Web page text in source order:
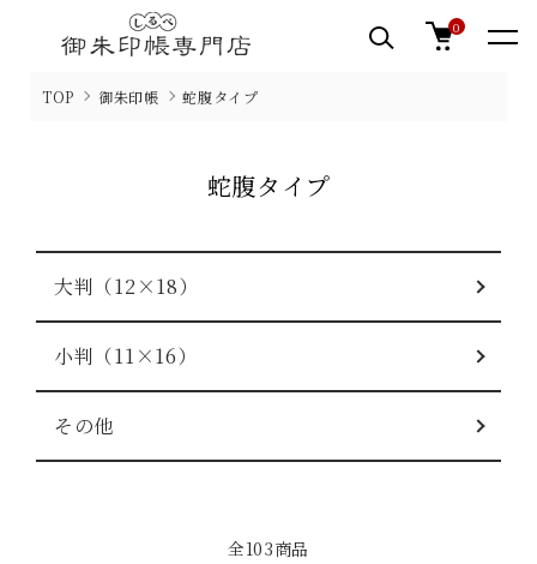
0
TOP 御朱印帳 蛇腹タイプ
蛇腹タイプ
グループ一覧
大判（12×18）
小判（11×16）
その他
全103商品